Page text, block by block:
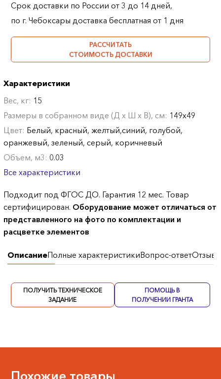
Срок доставки по России от 3 до 14 дней,
по г. Чебоксары доставка бесплатная от 1 дня
РАССЧИТАТЬ
СТОИМОСТЬ ДОСТАВКИ
Характеристики
Вес, кг: 15
Размеры в собранном виде (Д х Ш х В), см: 149х49
Цвет: Белый, красный, желтый,синий, голубой,
оранжевый, зеленый, серый, коричневый
Объем, м3: 0.03
Все характеристики
Подходит под ФГОС ДО. Гарантия 12 мес. Товар
сертифицирован. Оборудование может отличаться от
представленного на фото по комплектации и
расцветке элементов
ОписаниеПолные характеристикиВопрос-ответОтзывы
ПОЛУЧИТЬ ТЕХНИЧЕСКОЕ
ЗАДАНИЕ
ПОМОЩЬ В
ПОЛУЧЕНИИ ГРАНТА